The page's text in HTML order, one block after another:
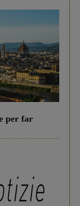
per far